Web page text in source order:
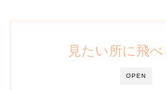
OPEN
見たい所に飛